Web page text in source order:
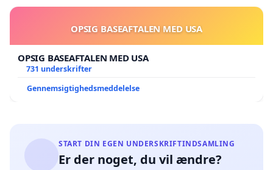
OPSIG BASEAFTALEN MED USA
OPSIG BASEAFTALEN MED USA
731 underskrifter
Gennemsigtighedsmeddelelse
START DIN EGEN UNDERSKRIFTINDSAMLING
Er der noget, du vil ændre?